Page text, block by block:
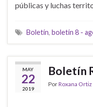
públicas y luchas
Boletín, boletín 8 -
MAY
22
2019
Boletín
PorRoxana Ortiz